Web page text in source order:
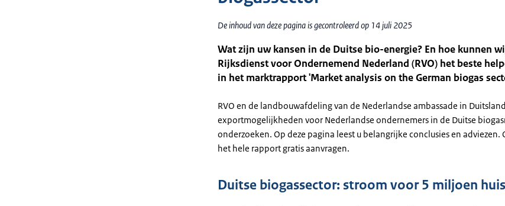
De inhoud van deze pagina is gecontroleerd op 14 juli 2025
Wat zijn uw kansen in de Duitse bio-energie? En hoe kunnen
Rijksdienst voor Ondernemend Nederland (RVO) het beste
in het marktrapport 'Market analysis on the German biogas
RVO en de landbouwafdeling van de Nederlandse ambassade in
exportmogelijkheden voor Nederlandse ondernemers in de Duitse
onderzoeken. Op deze pagina leest u belangrijke conclusies en adviezen.
het hele rapport gratis aanvragen.
Duitse biogassector: stroom voor 5 miljoen